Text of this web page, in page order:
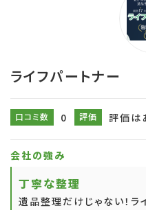
ライフパートナー
口コミ数 0 評価 評価は
会社の強み
丁寧な整理
遺品整理だけじゃない！